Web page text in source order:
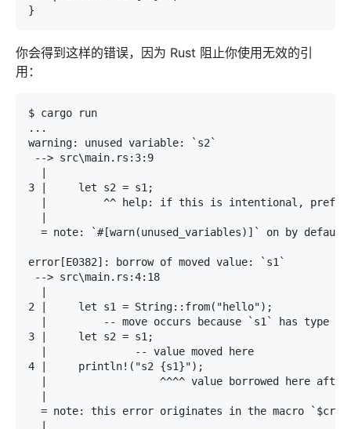
}
你会得到这样的错误，因为 Rust 阻止你使用无效的引
用：
$ cargo run
...
-->
3 |
|         ^^ help:
= note:
-->
2 |     let
|         -- move occurs
3 |
|
4 |
|
= note: this error originates in